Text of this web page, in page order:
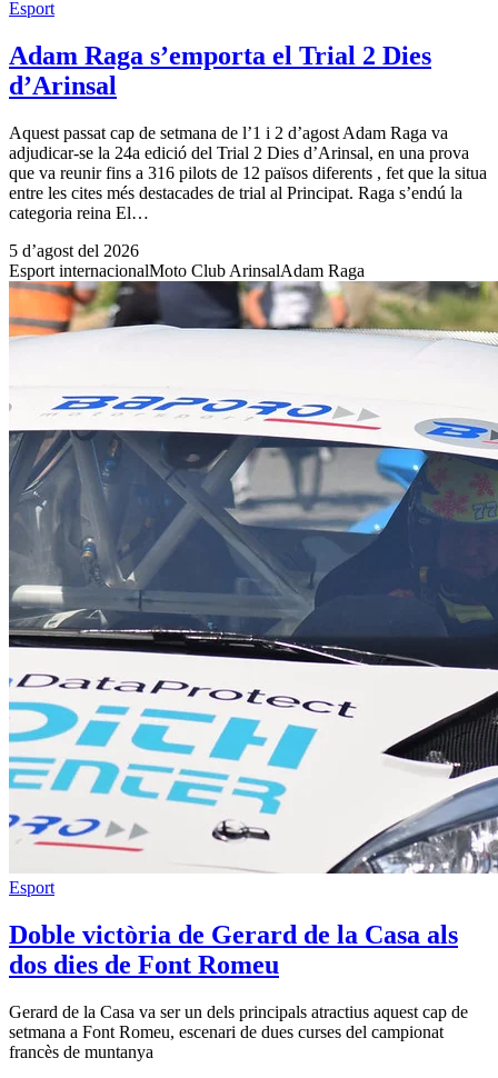
Esport
Adam Raga s’emporta el Trial 2 Dies
d’Arinsal
Aquest passat cap de setmana de l’1 i 2 d’agost Adam Raga va
adjudicar-se la 24a edició del Trial 2 Dies d’Arinsal, en una prova
que va reunir fins a 316 pilots de 12 països diferents , fet que la situa
entre les cites més destacades de trial al Principat. Raga s’endú la
categoria reina El…
5 d’agost del 2026
Esport internacionalMoto Club ArinsalAdam Raga
Esport
Doble victòria de Gerard de la Casa als
dos dies de Font Romeu
Gerard de la Casa va ser un dels principals atractius aquest cap de
setmana a Font Romeu, escenari de dues curses del campionat
francès de muntanya